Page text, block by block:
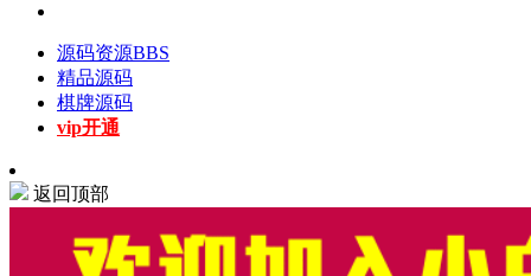
源码资源BBS
精品源码
棋牌源码
vip开通
返回顶部